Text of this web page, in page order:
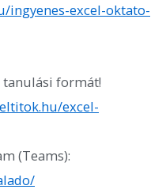
ingyenes-excel-oktato-
tanulási formát!
excel-
(Teams):